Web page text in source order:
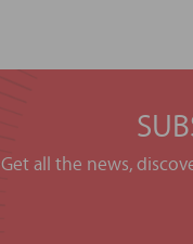
Get all the news,